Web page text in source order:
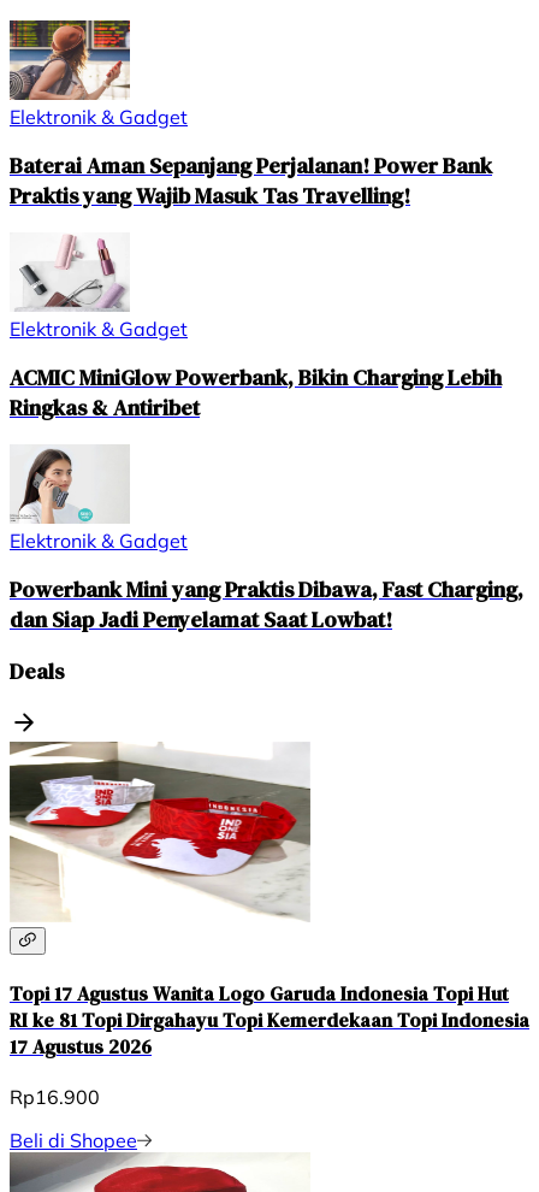
Elektronik & Gadget
Baterai Aman Sepanjang Perjalanan! Power Bank
Praktis yang Wajib Masuk Tas Travelling!
Elektronik & Gadget
ACMIC MiniGlow Powerbank, Bikin Charging Lebih
Ringkas & Antiribet
Elektronik & Gadget
Powerbank Mini yang Praktis Dibawa, Fast Charging,
dan Siap Jadi Penyelamat Saat Lowbat!
Deals
Topi 17 Agustus Wanita Logo Garuda Indonesia Topi Hut
RI ke 81 Topi Dirgahayu Topi Kemerdekaan Topi Indonesia
17 Agustus 2026
Rp16.900
Beli di Shopee